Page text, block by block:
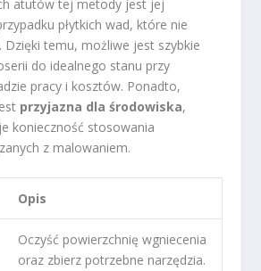
atutów tej metody jest jej
płytkich wad, które nie
Dzięki temu, możliwe jest szybkie
do idealnego stanu przy
pracy i kosztów. Ponadto,
przyjazna dla środowiska,
konieczność stosowania
z malowaniem.
Opis
Oczyść powierzchnię wgniecenia
oraz zbierz potrzebne narzędzia.